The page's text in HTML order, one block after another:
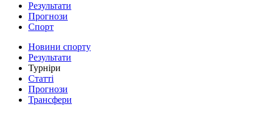
Результати
Прогнози
Спорт
Новини спорту
Результати
Турніри
Статті
Прогнози
Трансфери